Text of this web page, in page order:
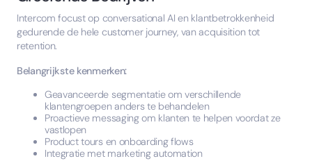
Intercom focust op conversational AI en klantbetrokkenheid
gedurende de hele customer journey, van acquisition tot
retention.
Belangrijkste kenmerken:
Geavanceerde segmentatie om verschillende
klantengroepen anders te behandelen
Proactieve messaging om klanten te helpen voordat ze
vastlopen
Product tours en onboarding flows
Integratie met marketing automation